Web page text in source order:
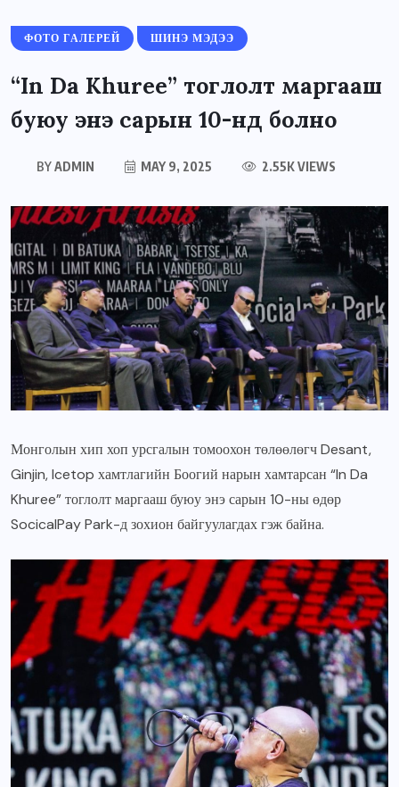
ФОТО ГАЛЕРЕЙ ШИНЭ МЭДЭЭ
“In Da Khuree” тоглолт маргааш
буюу энэ сарын 10-нд болно
BYADMIN MAY 9, 2025 2.55K VIEWS
Монголын хип хоп урсгалын томоохон төлөөлөгч Desant,
Ginjin, Icetop хамтлагийн Боогий нарын хамтарсан “In Da
Khuree” тоглолт маргааш буюу энэ сарын 10-ны өдөр
SocicalPay Park-д зохион байгуулагдах гэж байна.